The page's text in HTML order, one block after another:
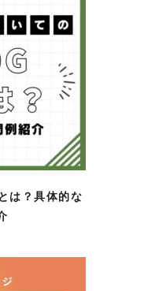
は？具体的な